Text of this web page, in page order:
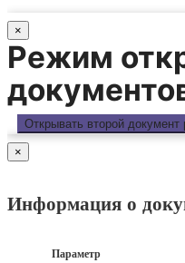
×
Режим
Открывать второй документ
×
Информация о
Параметр